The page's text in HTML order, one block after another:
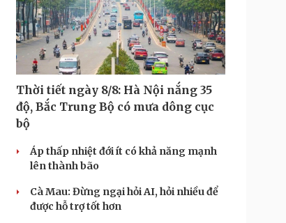
Thời tiết ngày 8/8: Hà Nội nắng 35
độ, Bắc Trung Bộ có mưa dông cục
bộ
Áp thấp nhiệt đới ít có khả năng mạnh
lên thành bão
Cà Mau: Đừng ngại hỏi AI, hỏi nhiều để
được hỗ trợ tốt hơn